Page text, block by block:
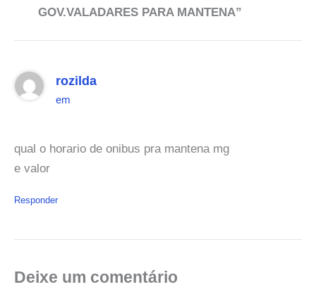
GOV.VALADARES PARA MANTENA”
rozilda
em
qual o horario de onibus pra mantena mg
e valor
Responder
Deixe um comentário